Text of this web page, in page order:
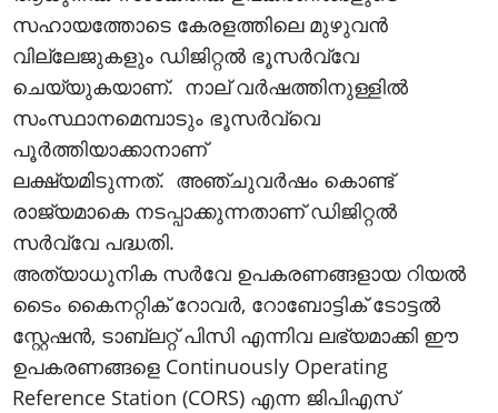
സഹായത്തോടെ കേരളത്തിലെ മുഴുവൻ
വില്ലേജുകളും ഡിജിറ്റൽ ഭൂസർവ്വേ
ചെയ്യുകയാണ്. നാല് വർഷത്തിനുള്ളിൽ
സംസ്ഥാനമെമ്പാടും ഭൂസർവ്വെ
പൂർത്തിയാക്കാനാണ്
ലക്ഷ്യമിടുന്നത്. അഞ്ചുവർഷം കൊണ്ട്
രാജ്യമാകെ നടപ്പാക്കുന്നതാണ് ഡിജിറ്റൽ
സർവ്വേ പദ്ധതി.
അത്യാധുനിക സർവേ ഉപകരണങ്ങളായ റിയൽ
ടൈം കൈനറ്റിക് റോവർ, റോബോട്ടിക് ടോട്ടൽ
സ്റ്റേഷൻ, ടാബ്ലറ്റ് പിസി എന്നിവ ലഭ്യമാക്കി ഈ
ഉപകരണങ്ങളെ Continuously Operating
Reference Station (CORS) എന്ന ജിപിഎസ്